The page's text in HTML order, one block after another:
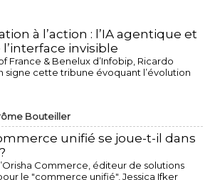
à l’action : l’IA agentique et
l’interface invisible
France & Benelux d’Infobip, Ricardo
signe cette tribune évoquant l’évolution
Bouteiller
unifié se joue-t-il dans
Commerce, éditeur de solutions
le "commerce unifié", Jessica Ifker